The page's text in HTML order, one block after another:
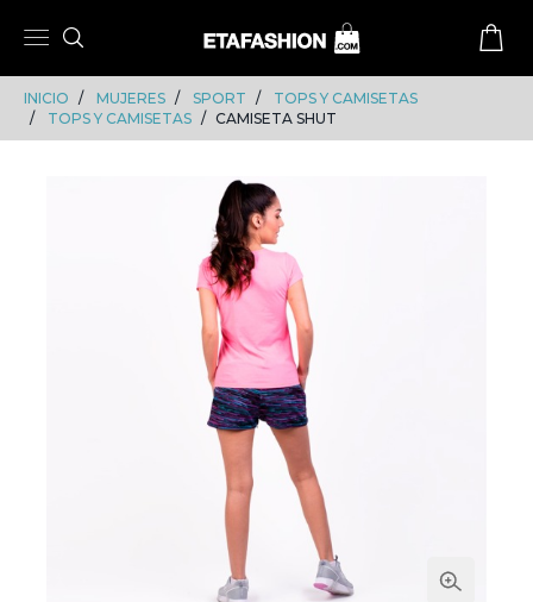
INICIO MUJERES SPORT
TOPS Y CAMISETAS
TOPS Y CAMISETAS
CAMISETA SHUT